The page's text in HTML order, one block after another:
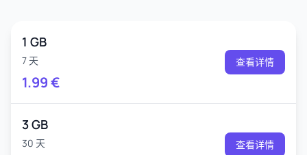
1 GB
7 天
1.99€
查看详情
3 GB
30 天 查看详情